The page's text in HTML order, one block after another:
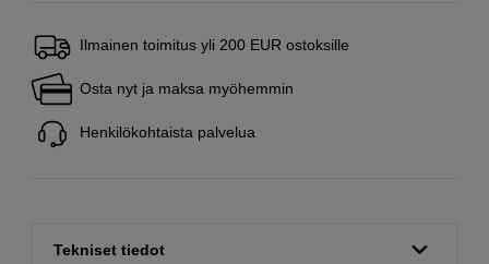
Ilmainen toimitus yli 200 EUR ostoksille
Osta nyt ja maksa myöhemmin
Henkilökohtaista palvelua
Tekniset tiedot